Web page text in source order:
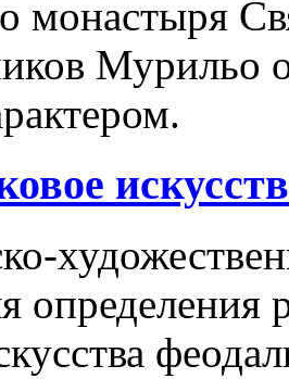
монастыря
Мурильо
определения